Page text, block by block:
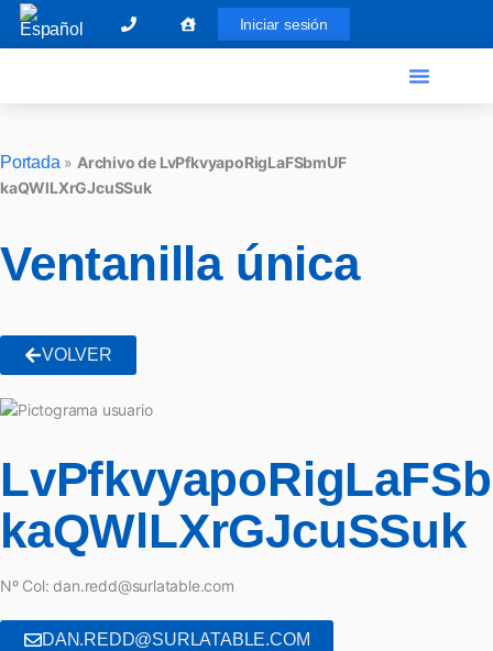
Iniciar sesión
Portada » Archivo de LvPfkvyapoRigLaFSbmUF
kaQWlLXrGJcuSSuk
Ventanilla única
VOLVER
kaQWlLXrGJcuSSuk
Nº Col: dan.redd@surlatable.com
DAN.REDD@SURLATABLE.COM